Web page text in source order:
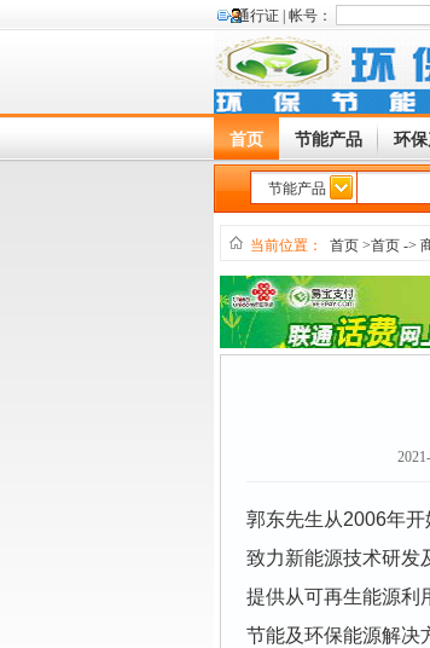
通行证 | 帐号：
首页 节能产品 环
节能产品
当前位置： 首页 >首页 ->
郭东先生从2006年
致力新能源技术研发
提供从可再生能源利
节能及环保能源解决